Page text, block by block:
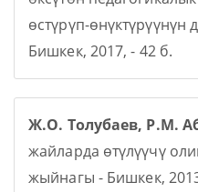
өстүрүп-өнүктүрүүнүн
Бишкек, 2017, - 42 б.
Ж.О. Толубаев, Р.М.
жайларда өтүлүүчү
жыйнагы - Бишкек,